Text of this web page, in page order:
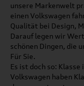
unsere Markenwelt
einen Volkswagen
Qualität bei Design,
Darauf legen wir
schönen Dingen, die
Für Sie.
Es ist doch so:
Volkswagen haben